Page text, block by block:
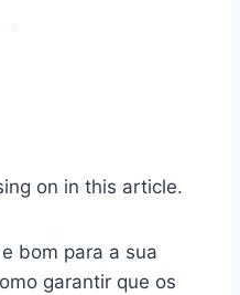
on in this article.
bom para a sua
garantir que os